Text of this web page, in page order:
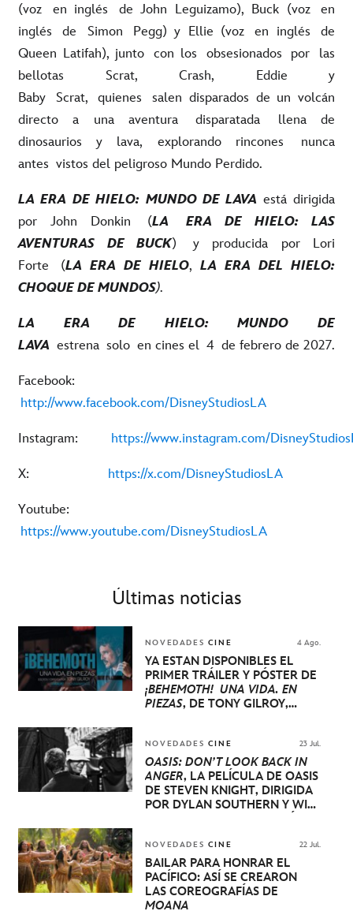
(voz en inglés de John Leguizamo), Buck (voz en
inglés de Simon Pegg) y Ellie (voz en inglés de
Queen Latifah), junto con los obsesionados por las
bellotas Scrat, Crash, Eddie y
Baby Scrat, quienes salen disparados de un volcán
directo a una aventura disparatada llena de
dinosaurios y lava, explorando rincones nunca
antes vistos del peligroso Mundo Perdido.
LA ERA DE HIELO: MUNDO DE LAVA está dirigida
por John Donkin (LA ERA DE HIELO: LAS
AVENTURAS DE BUCK) y producida por Lori
Forte (LA ERA DE HIELO,LA ERA DEL HIELO:
CHOQUE DE MUNDOS).
LA ERA DE HIELO: MUNDO DE
LAVA estrena solo en cines el 4 de febrero de 2027.
Facebook:
http://www.facebook.com/DisneyStudiosLA
Instagram: https://www.instagram.com/
X: https://x.com/DisneyStudiosLA
Youtube:
https://www.youtube.com/DisneyStudiosLA
Últimas noticias
NOVEDADES CINE 4 Ago.
YA ESTÁN DISPONIBLES EL
PRIMER TRÁILER Y PÓSTER DE
¡BEHEMOTH! UNA VIDA. EN
PIEZAS, DE TONY GILROY,
VICTOR Y WILL ARNETT
NOVEDADES CINE 23 Jul.
OASIS: DON’T LOOK BACK IN
ANGER, LA PELÍCULA DE OASIS
DE STEVEN KNIGHT, DIRIGIDA
POR DYLAN SOUTHERN Y WILL
FESTIVAL INTERNACIONAL DE
CINE DE VENECIA
NOVEDADES CINE 22 Jul.
BAILAR PARA HONRAR EL
PACÍFICO: ASÍ SE CREARON
LAS COREOGRAFÍAS DE
MOANA